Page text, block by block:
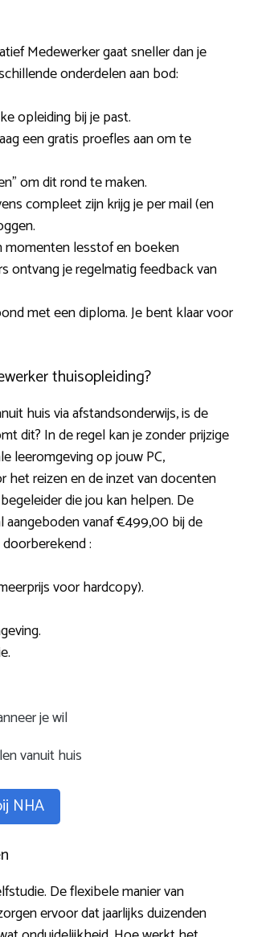
Medewerker gaat sneller dan je
onderdelen aan bod:
opleiding bij je past.
een gratis proefles aan om te
om dit rond te maken.
compleet zijn krijg je per mail (en
momenten lesstof en boeken
ontvang je regelmatig feedback van
met een diploma. Je bent klaar voor
thuisopleiding?
huis via afstandsonderwijs, is de
dit? In de regel kan je zonder prijzige
leeromgeving op jouw PC,
reizen en de inzet van docenten
die jou kan helpen. De
vanaf €499,00 bij de
:
voor hardcopy).
je wil
vanuit huis
NHA
De flexibele manier van
ervoor dat jaarlijks duizenden